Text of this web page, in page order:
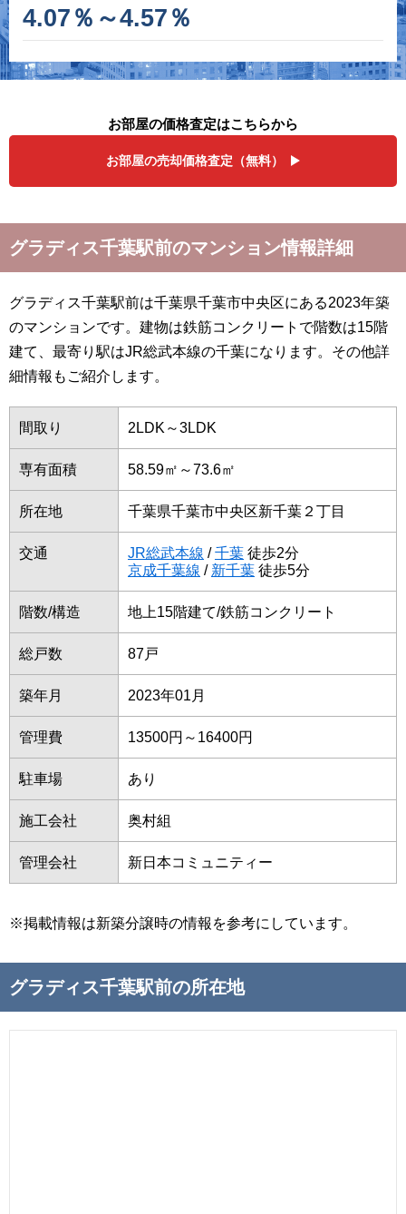
4.07％～4.57％
お部屋の価格査定はこちらから
お部屋の売却価格査定（無料）
グラディス千葉駅前のマンション情報詳細
グラディス千葉駅前は千葉県千葉市中央区にある2023年築
のマンションです。建物は鉄筋コンクリートで階数は15階
建て、最寄り駅はJR総武本線の千葉になります。その他詳
細情報もご紹介します。
間取り 2LDK～3LDK
専有面積 58.59㎡～73.6㎡
所在地 千葉県千葉市中央区新千葉２丁目
交通 JR総武本線 /千葉 徒歩2分
京成千葉線 / 新千葉 徒歩5分
階数/構造 地上15階建て/鉄筋コンクリート
総戸数 87戸
築年月 2023年01月
管理費 13500円～16400円
駐車場 あり
施工会社 奥村組
管理会社 新日本コミュニティー
※掲載情報は新築分譲時の情報を参考にしています。
グラディス千葉駅前の所在地